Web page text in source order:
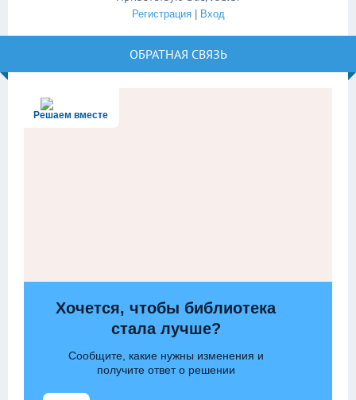
Регистрация| Вход
ОБРАТНАЯ СВЯЗЬ
Решаем вместе
Хочется, чтобы библиотека
стала лучше?
Сообщите, какие нужны изменения и
получите ответ о решении